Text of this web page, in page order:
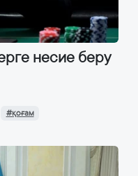
несие беру
#қоғам